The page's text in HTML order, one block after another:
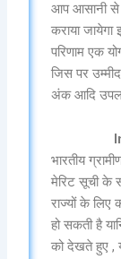
आप आसानी से
कराया
परिणाम एक
जिस पर
अंक आदि
भारतीय
मेरिट सूची के
राज्यों के
हो सकती है
को देखते हुए ,